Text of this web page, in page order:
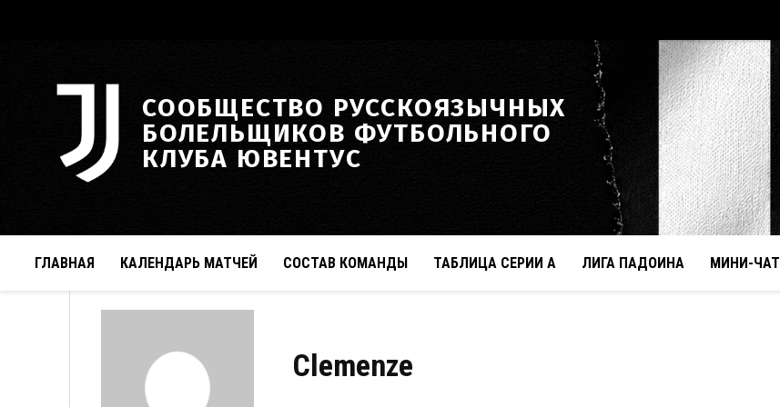
СООБЩЕСТВО РУССКОЯЗЫЧНЫХ
БОЛЕЛЬЩИКОВ ФУТБОЛЬНОГО
КЛУБА ЮВЕНТУС
ГЛАВНАЯ КАЛЕНДАРЬ МАТЧЕЙ СОСТАВ КОМАНДЫ ТАБЛИЦА СЕРИИ А ЛИГА ПАДОИНА МИНИ-ЧАТ
Clemenze